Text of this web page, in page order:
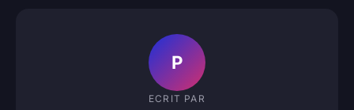
P
ECRIT PAR